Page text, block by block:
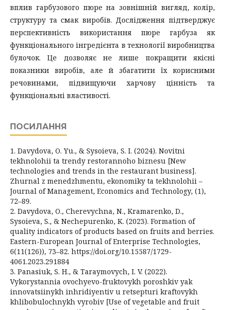
вплив гарбузового пюре на зовнішній вигляд, колір,
структуру та смак виробів. Дослідження підтверджує
перспективність використання пюре гарбуза як
функціонального інгредієнта в технології виробництва
булочок. Це дозволяє не лише покращити якісні
показники виробів, але й збагатити їх корисними
речовинами, підвищуючи харчову цінність та
функціональні властивості.
ПОСИЛАННЯ
1. Davydova, O. Yu., & Sysoieva, S. I. (2024). Novitni
tekhnolohii ta trendy restorannoho biznesu [New
technologies and trends in the restaurant business].
Zhurnal z menedzhmentu, ekonomiky ta tekhnolohii –
Journal of Management, Economics and Technology, (1),
72–89.
2. Davydova, O., Cherevychna, N., Kramarenko, D.,
Sysoieva, S., & Nechepurenko, K. (2023). Formation of
quality indicators of products based on fruits and berries.
Eastern-European Journal of Enterprise Technologies,
6(11(126)), 73–82. https://doi.org/10.15587/1729-
4061.2023.291884
3. Panasiuk, S. H., & Taraymovych, I. V. (2022).
Vykorystannia ovochyevo-fruktovykh poroshkiv yak
innovatsiinykh inhridiyentiv u retsepturi kraftovykh
khlibobulochnykh vyrobiv [Use of vegetable and fruit